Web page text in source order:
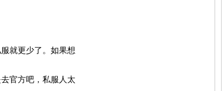
就更少了。如果想
官方吧，私服人太